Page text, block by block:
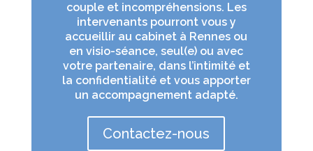
couple et incompréhensions. Les
intervenants pourront vous y
accueillir au cabinet à Rennes ou
en visio-séance, seul(e) ou avec
votre partenaire, dans l’intimité et
la confidentialité et vous apporter
un accompagnement adapté.
Contactez-nous